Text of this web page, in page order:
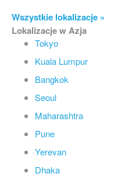
Wszystkie lokalizacje »
Lokalizacje w Azja
Tokyo
Kuala Lumpur
Bangkok
Seoul
Maharashtra
Pune
Yerevan
Dhaka